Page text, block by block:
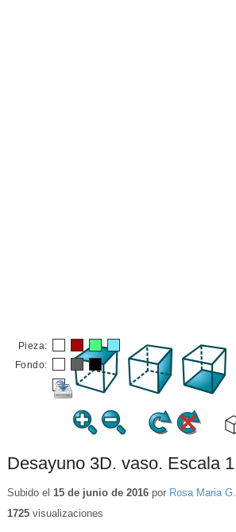
Pieza:
Fondo:
Desayuno 3D. vaso. Escala
Subido el 15 de junio de 2016por Rosa Maria G.
1725visualizaciones